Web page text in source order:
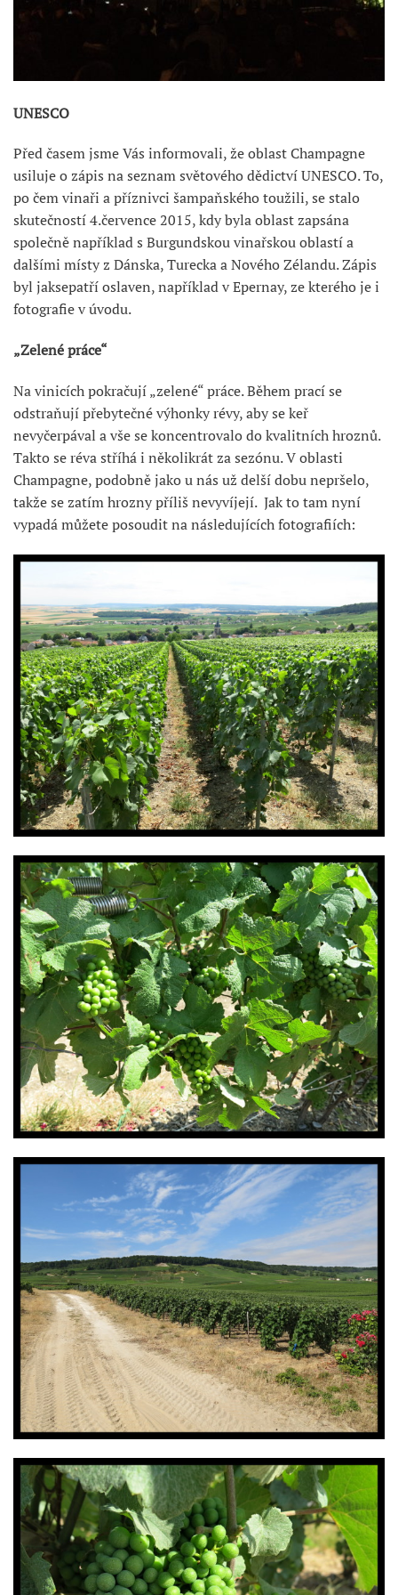
UNESCO
Před časem jsme Vás informovali, že oblast Champagne
usiluje o zápis na seznam světového dědictví UNESCO. To,
po čem vinaři a příznivci šampaňského toužili, se stalo
skutečností 4.července 2015, kdy byla oblast zapsána
společně například s Burgundskou vinařskou oblastí a
dalšími místy z Dánska, Turecka a Nového Zélandu. Zápis
byl jaksepatří oslaven, například v Epernay, ze kterého je i
fotografie v úvodu.
„Zelené práce“
Na vinicích pokračují „zelené“ práce. Během prací se
odstraňují přebytečné výhonky révy, aby se keř
nevyčerpával a vše se koncentrovalo do kvalitních hroznů.
Takto se réva stříhá i několikrát za sezónu. V oblasti
Champagne, podobně jako u nás už delší dobu nepršelo,
takže se zatím hrozny příliš nevyvíjejí. Jak to tam nyní
vypadá můžete posoudit na následujících fotografiích: